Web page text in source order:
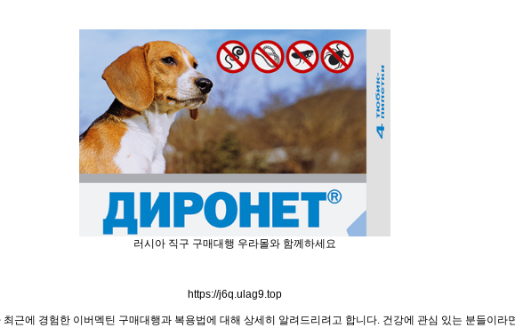
러시아 직구 구매대행 우라몰와 함께하세요
https://j6q.ulag9.top
근에 경험한 이버멕틴 구매대행과 복용법에 대해 상세히 알려드리려고 합니다. 건강에 관심 있는 분들이라